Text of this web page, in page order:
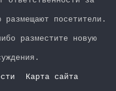
размещают посетители.
разместите новую
Карта сайта